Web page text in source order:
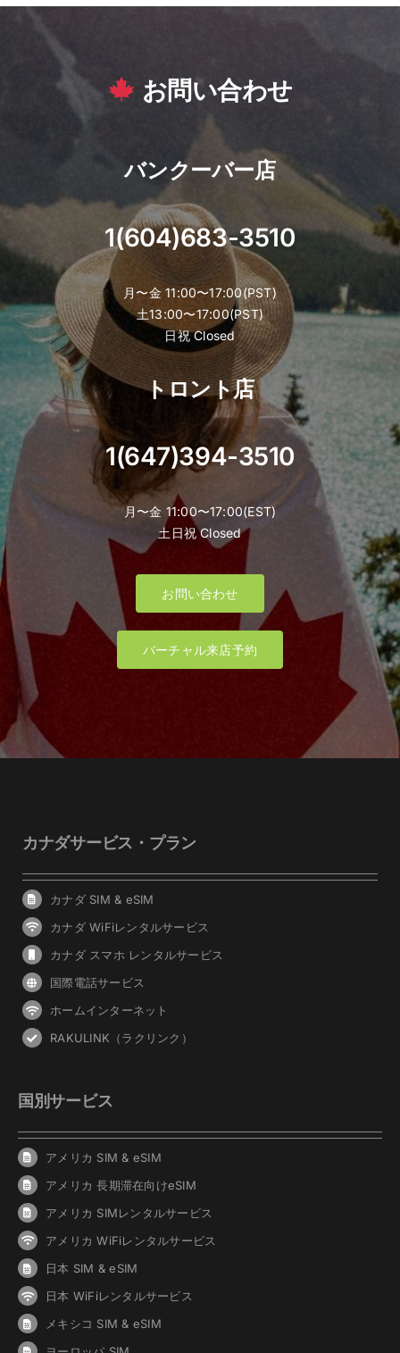
お問い合わせ
バンクーバー店
1(604)683-3510
月〜金 11:00〜17:00(PST)
土13:00〜17:00(PST)
日祝 Closed
トロント店
1(647)394-3510
月〜金 11:00〜17:00(EST)
土日祝 Closed
お問い合わせ
バーチャル来店予約
カナダサービス・プラン
カナダ SIM & eSIM
カナダ WiFiレンタルサービス
カナダ スマホ レンタルサービス
国際電話サービス
ホームインターネット
RAKULINK（ラクリンク）
国別サービス
アメリカ SIM & eSIM
アメリカ 長期滞在向けeSIM
アメリカ SIMレンタルサービス
アメリカ WiFiレンタルサービス
日本 SIM & eSIM
日本 WiFiレンタルサービス
メキシコ SIM & eSIM